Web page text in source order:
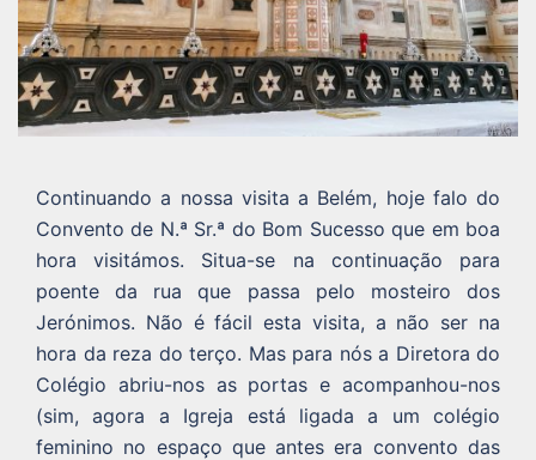
Continuando a nossa visita a Belém, hoje falo do
Convento de N.ª Sr.ª do Bom Sucesso que em boa
hora visitámos. Situa-se na continuação para
poente da rua que passa pelo mosteiro dos
Jerónimos. Não é fácil esta visita, a não ser na
hora da reza do terço. Mas para nós a Diretora do
Colégio abriu-nos as portas e acompanhou-nos
(sim, agora a Igreja está ligada a um colégio
feminino no espaço que antes era convento das